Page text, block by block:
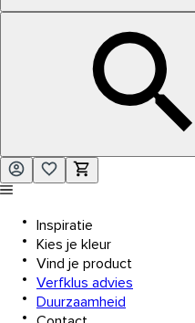
Inspiratie
Kies je kleur
Vind je product
Verfklus advies
Duurzaamheid